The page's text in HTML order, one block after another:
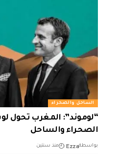
الساحل والصحراء
“لوموند”: المغرب تحول
الصحراء والساحل
بواسطةEzza منذ سنتين